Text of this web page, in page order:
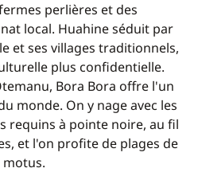
perlières et des
local. Huahine séduit par
et ses villages traditionnels,
plus confidentielle.
Bora Bora offre l'un
monde. On y nage avec les
requins à pointe noire, au fil
et l'on profite de plages de
motus.